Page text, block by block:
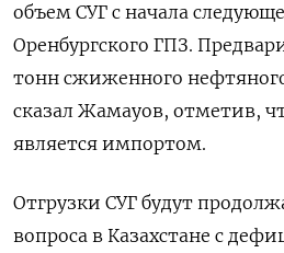
объем СУГ с начала
Оренбургского ГПЗ.
тонн сжиженного
сказал Жамауов, отметив,
является импортом.
Отгрузки СУГ будут
вопроса в Казахстане с